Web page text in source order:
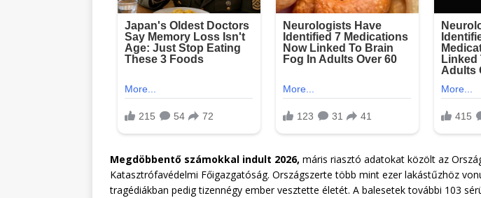
Megdöbbentő számokkal indult 2026, máris riasztó adatokat közölt az
Katasztrófavédelmi Főigazgatóság. Országszerte több mint ezer lakástűzhöz
tragédiákban pedig tizennégy ember vesztette életét. A balesetek további 103